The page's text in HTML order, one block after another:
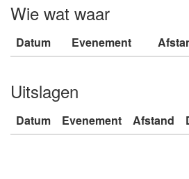
Wie wat waar
Datum Evenement
Uitslagen
Datum Evenement Afstand